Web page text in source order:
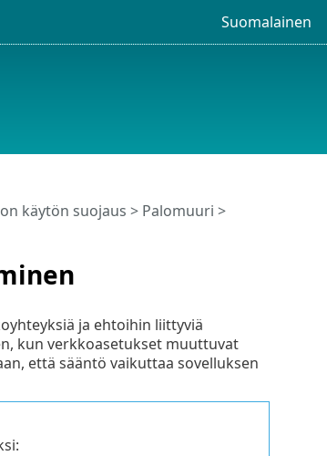
Suomalainen
käytön suojaus > Palomuuri >
ja ehtoihin liittyviä
kun verkkoasetukset muuttuvat
että sääntö vaikuttaa sovelluksen